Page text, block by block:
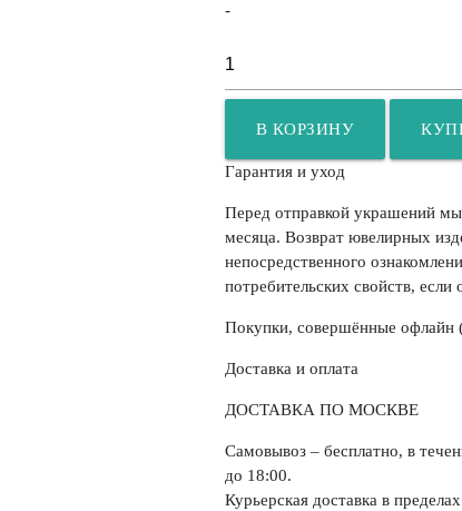
-
В КОРЗИНУ
Гарантия и уход
Перед отправкой украшений мы
месяца. Возврат ювелирных
непосредственного
потребительских свойств,
Покупки, совершённые офлайн
Доставка и оплата
ДОСТАВКА ПО МОСКВЕ
Самовывоз– бесплатно, в
до 18:00.
Курьерская доставка в